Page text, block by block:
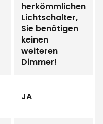
herkömmlichen
Lichtschalter,
Sie benötigen
keinen
weiteren
Dimmer!
JA